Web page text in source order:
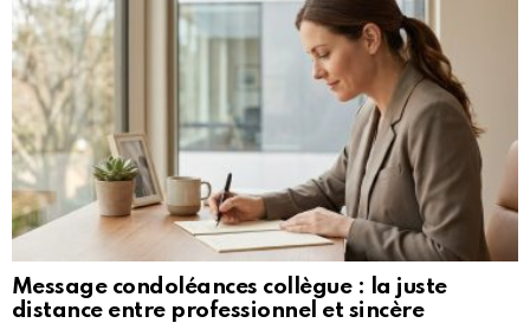
Message condoléances collègue : la juste
distance entre professionnel et sincère